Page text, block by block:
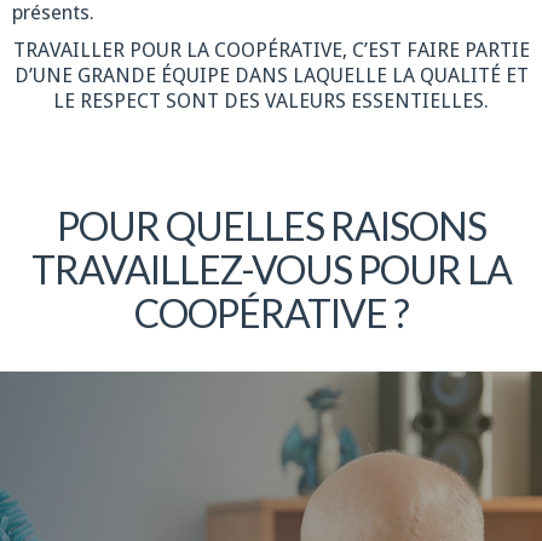
présents.
TRAVAILLER POUR LA COOPÉRATIVE, C’EST FAIRE PARTIE
D’UNE GRANDE ÉQUIPE DANS LAQUELLE LA QUALITÉ ET
LE RESPECT SONT DES VALEURS ESSENTIELLES.
POUR QUELLES RAISONS
TRAVAILLEZ-VOUS POUR LA
COOPÉRATIVE ?